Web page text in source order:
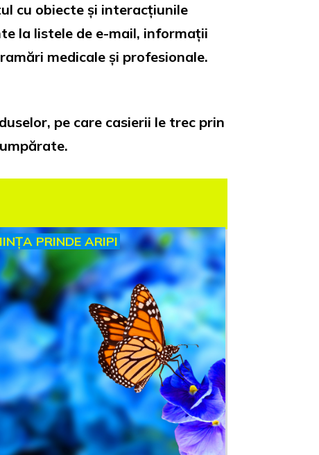
cu obiecte și interacțiunile
la listele de e-mail, informații
medicale și profesionale.
pe care casierii le trec prin
PRINDE ARIPI